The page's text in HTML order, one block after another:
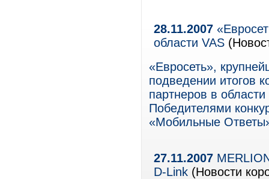
28.11.2007
области VAS
«Евросеть»,
подведении итогов
партнеров в
Победителями
«Мобильные
27.11.2007
D-Link (Новости